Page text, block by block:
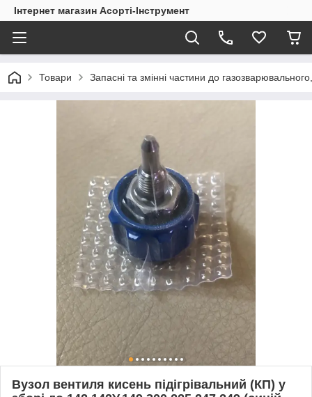
Інтернет магазин Асорті-Інструмент
Товари Запасні та змінні частини до
Вузол вентиля кисень підігрівальний (КП) у